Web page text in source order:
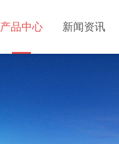
产品中心 新闻资讯